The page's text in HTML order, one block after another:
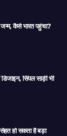
जन्म, कैसे भारत पहुंचा?
सिंपल साड़ी भी
सेहत हो सकता है बड़ा